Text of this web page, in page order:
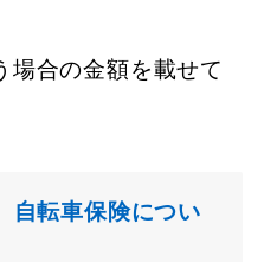
場合の金額を載せて
自転車保険につい